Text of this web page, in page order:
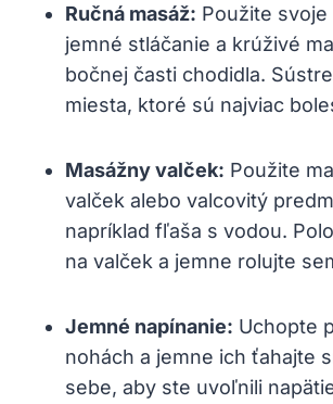
Ručná masáž: Použite svoje
jemné stláčanie a krúživé
bočnej časti chodidla.
miesta, ktoré sú najviac
Masážny valček: Použite
valček alebo valcovitý
napríklad fľaša s vodou.
na valček a jemne rolujte
Jemné napínanie: Uchopte
nohách a jemne ich ťahajte
sebe, aby ste uvoľnili